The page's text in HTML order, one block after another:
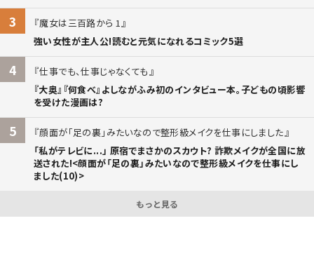
3
魔女は三百路から 1
強い女性が主人公!読むと元気になれるコミック5選
4
仕事でも、仕事じゃなくても
『大奥』『何食べ』よしながふみ初のインタビュー本。子どもの頃影響
を受けた漫画は?
5
顔面が「足の裏」みたいなので整形級メイクを仕事にしました
「私がテレビに...」 原宿でまさかのスカウト? 詐欺メイクが全国に放
送された!<顔面が「足の裏」みたいなので整形級メイクを仕事にし
ました(10)>
もっと見る